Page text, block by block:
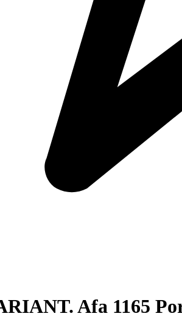
Afa 1165